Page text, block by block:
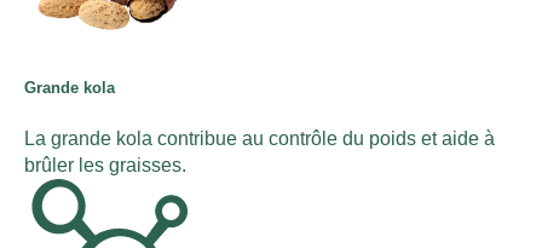
Grande kola
La grande kola contribue au contrôle du poids et aide à
brûler les graisses.